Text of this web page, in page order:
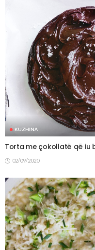
KUZHINA
Torta me çokollatë që iu
02/09/2020